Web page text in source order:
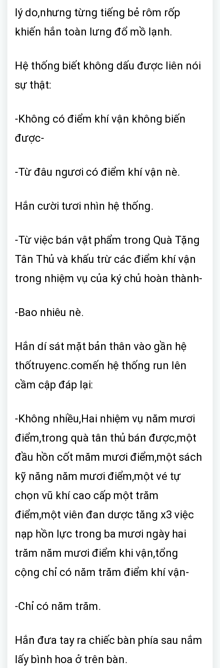
lý do,nhưng từng tiếng bẻ rôm rốp
khiến hắn toàn lưng đổ mồ lạnh.
Hệ thống biết không dấu được liên nói
sự thật:
-Không có điểm khí vận không biến
được-
-Từ đâu ngươi có điểm khí vận nè.
Hắn cười tươi nhìn hệ thống.
-Từ việc bán vật phẩm trong Quà Tặng
Tân Thủ và khấu trừ các điểm khí vận
trong nhiệm vụ của ký chủ hoàn thành-
-Bao nhiêu nè.
Hắn dí sát mặt bản thân vào gần hệ
thốtruyenc.comến hệ thống run lên
cầm cập đáp lại:
-Không nhiều,Hai nhiệm vụ năm mươi
điểm,trong quà tân thủ bán được,một
đầu hồn cốt măm mươi điểm,một sách
kỹ năng năm mươi điểm,một vé tự
chọn vũ khí cao cấp một trăm
điểm,một viên đan dược tăng x3 việc
nạp hồn lực trong ba mươi ngày hai
trăm năm mươi điểm khi vận,tổng
cộng chỉ có năm trăm điểm khí vận-
-Chỉ có năm trăm.
Hắn đưa tay ra chiếc bàn phía sau nắm
lấy bình hoa ở trên bàn.